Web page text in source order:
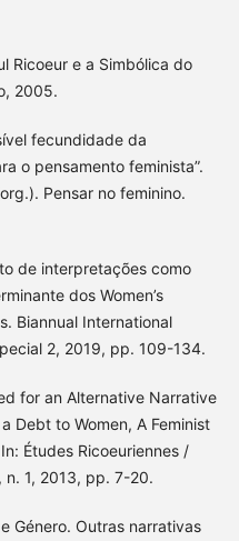
Ricoeur e a Simbólica do
2005.
fecundidade da
o pensamento feminista”.
Pensar no feminino.
de interpretações como
dos Women’s
Biannual International
2, 2019, pp. 109-134.
for an Alternative Narrative
Debt to Women, A Feminist
Études Ricoeuriennes /
n. 1, 2013, pp. 7-20.
Género. Outras narrativas